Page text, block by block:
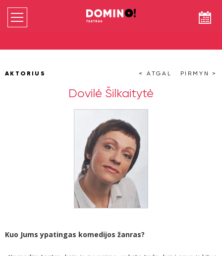
AKTORIUS < ATGAL PIRMYN >
Dovilė Šilkaitytė
Kuo Jums ypatingas komedijos žanras?